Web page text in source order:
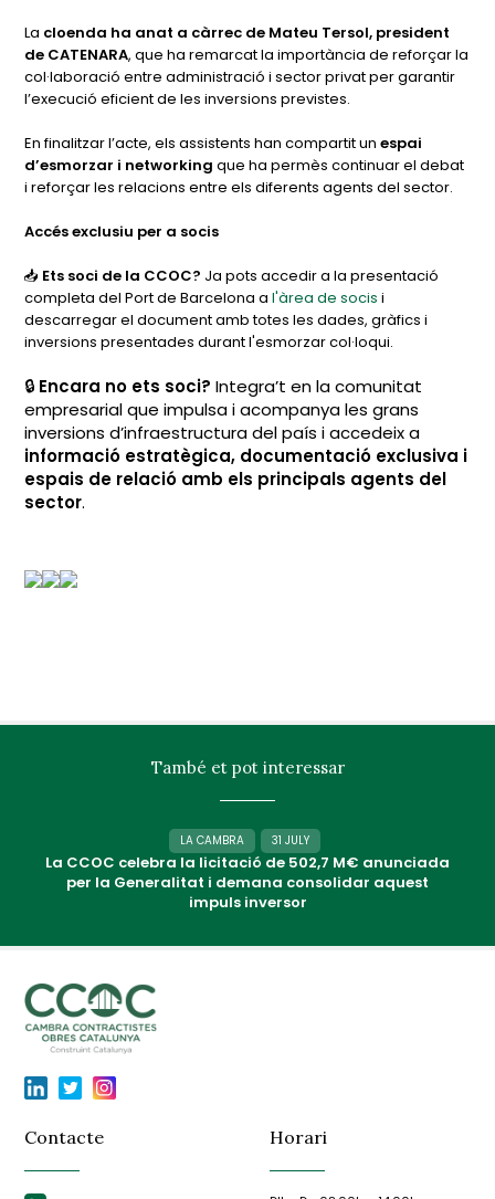
La cloenda ha anat a càrrec de Mateu Tersol, president
de CATENARA, que ha remarcat la importància de reforçar la
col·laboració entre administració i sector privat per garantir
l’execució eficient de les inversions previstes.
En finalitzar l’acte, els assistents han compartit unespai
d’esmorzar i networking que ha permès continuar el debat
i reforçar les relacions entre els diferents agents del sector.
Accés exclusiu per a socis
📥 Ets soci de la CCOC? Ja pots accedir a la presentació
completa del Port de Barcelona al'àrea de socis i
descarregar el document amb totes les dades, gràfics i
inversions presentades durant l'esmorzar col·loqui.
🔒 Encara no ets soci? Integra’t en la comunitat
empresarial que impulsa i acompanya les grans
inversions d’infraestructura del país i accedeix a
informació estratègica, documentació exclusiva i
espais de relació amb els principals agents del
sector.
També et pot interessar
LA CAMBRA 31 JULY
La CCOC celebra la licitació de 502,7 M€ anunciada
per la Generalitat i demana consolidar aquest
impuls inversor
Contacte Horari